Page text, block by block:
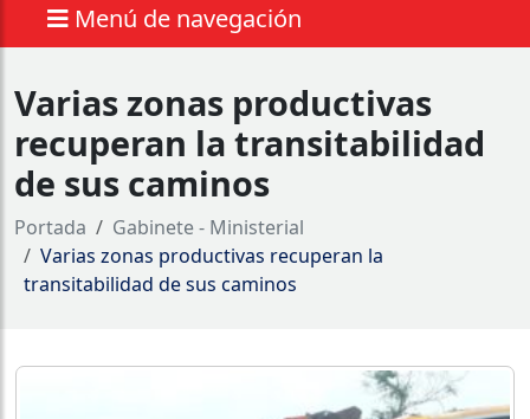
Menú de navegación
Varias zonas productivas
recuperan la transitabilidad
de sus caminos
Portada
Gabinete - Ministerial
Varias zonas productivas recuperan la
transitabilidad de sus caminos